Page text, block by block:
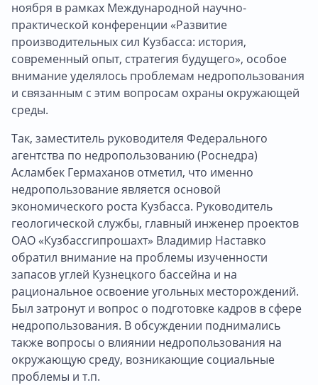
ноября в рамках Международной научно-
практической конференции «Развитие
производительных сил Кузбасса: история,
современный опыт, стратегия будущего», особое
внимание уделялось проблемам недропользования
и связанным с этим вопросам охраны окружающей
среды.
Так, заместитель руководителя Федерального
агентства по недропользованию (Роснедра)
Асламбек Гермаханов отметил, что именно
недропользование является основой
экономического роста Кузбасса. Руководитель
геологической службы, главный инженер проектов
ОАО «Кузбассгипрошахт» Владимир Наставко
обратил внимание на проблемы изученности
запасов углей Кузнецкого бассейна и на
рациональное освоение угольных месторождений.
Был затронут и вопрос о подготовке кадров в сфере
недропользования. В обсуждении поднимались
также вопросы о влиянии недропользования на
окружающую среду, возникающие социальные
проблемы и т.п.